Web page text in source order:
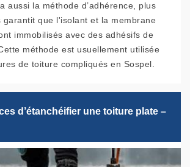
aussi la méthode d’adhérence, plus
garantit que l'isolant et la membrane
immobilisés avec des adhésifs de
méthode est usuellement utilisée
de toiture compliqués en Sospel.
d’étanchéifier une toiture plate –